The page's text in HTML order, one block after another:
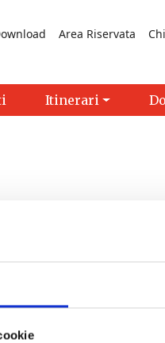
Area Riservata
Itinerari
- 09/08/2026 - 29/09/